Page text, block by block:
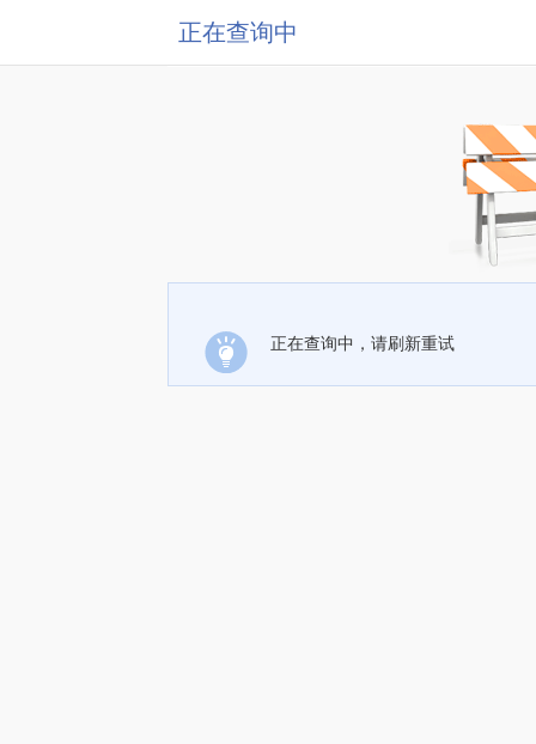
正在查询中
正在查询中，请刷新重试